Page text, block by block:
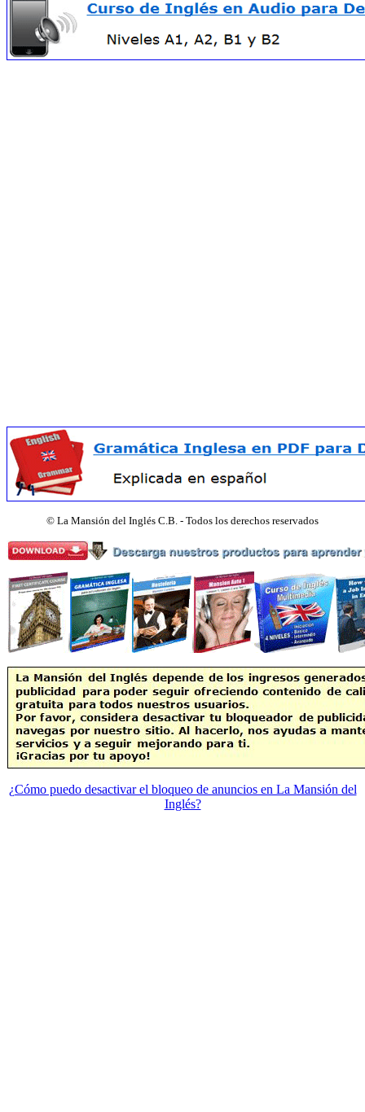
© La Mansión del Inglés C.B. - Todos los derechos reservados
¿Cómo puedo desactivar el bloqueo de anuncios en La Mansión del
Inglés?